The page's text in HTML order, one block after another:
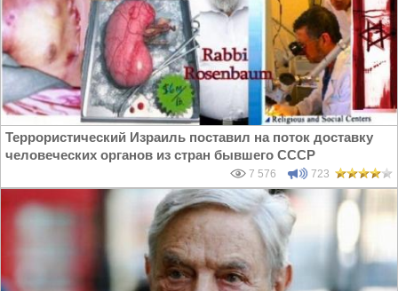
Террористический Израиль поставил на поток доставку
человеческих органов из стран бывшего СССР
7 576 723